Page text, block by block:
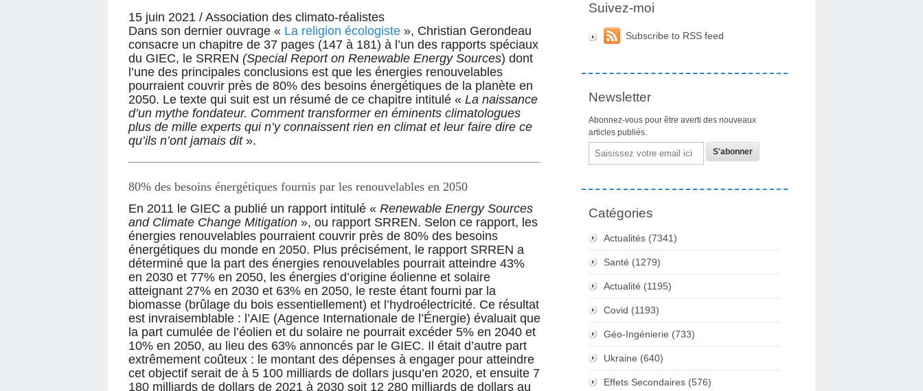
15 juin 2021 / Association des climato-réalistes
Dans son dernier ouvrage « La religion écologiste », Christian Gerondeau
consacre un chapitre de 37 pages (147 à 181) à l’un des rapports spéciaux
du GIEC, le SRREN (Special Report on Renewable Energy Sources) dont
l’une des principales conclusions est que les énergies renouvelables
pourraient couvrir près de 80% des besoins énergétiques de la planète en
2050. Le texte qui suit est un résumé de ce chapitre intitulé « La naissance
d’un mythe fondateur. Comment transformer en éminents climatologues
plus de mille experts qui n’y connaissent rien en climat et leur faire dire ce
qu’ils n’ont jamais dit».
80% des besoins énergétiques fournis par les renouvelables en 2050
En 2011 le GIEC a publié un rapport intitulé « Renewable Energy Sources
and Climate Change Mitigation », ou rapport SRREN. Selon ce rapport, les
énergies renouvelables pourraient couvrir près de 80% des besoins
énergétiques du monde en 2050. Plus précisément, le rapport SRREN a
déterminé que la part des énergies renouvelables pourrait atteindre 43%
en 2030 et 77% en 2050, les énergies d’origine éolienne et solaire
atteignant 27% en 2030 et 63% en 2050, le reste étant fourni par la
biomasse (brûlage du bois essentiellement) et l’hydroélectricité. Ce résultat
est invraisemblable : l’AIE (Agence Internationale de l’Énergie) évaluait que
la part cumulée de l’éolien et du solaire ne pourrait excéder 5% en 2040 et
10% en 2050, au lieu des 63% annoncés par le GIEC. Il était d’autre part
extrêmement coûteux : le montant des dépenses à engager pour atteindre
cet objectif serait de à 5 100 milliards de dollars jusqu’en 2020, et ensuite 7
180 milliards de dollars de 2021 à 2030 soit 12 280 milliards de dollars au
Suivez-moi
Subscribe to RSS feed
Newsletter
Abonnez-vous pour être averti des nouveaux
articles publiés.
Email
Catégories
Actualités (7341)
Santé (1279)
Actualité (1195)
Covid (1193)
Géo-Ingénierie (733)
Ukraine (640)
Effets Secondaires (576)